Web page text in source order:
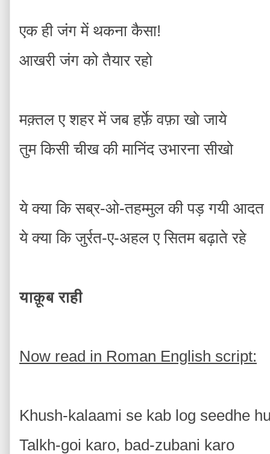
एक ही जंग में थकना कैसा!
आखरी जंग को तैयार रहो
मक़्तल ए शहर में जब हर्फ़े वफ़ा खो जाये
तुम किसी चीख की मानिंद उभारना सीखो
ये क्या कि सब्र-ओ-तहम्मुल की पड़ गयी आदत
ये क्या कि जुर्रत-ए-अहल ए सितम बढ़ाते रहे
याक़ूब राही
Now read in Roman English script:
Khush-kalaami se kab log seedhe
Talkh-goi karo, bad-zubani karo